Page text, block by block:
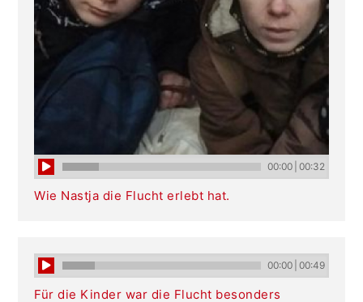
00:00 00:32
Wie Nastja die Flucht erlebt hat.
00:00 00:49
Für die Kinder war die Flucht besonders